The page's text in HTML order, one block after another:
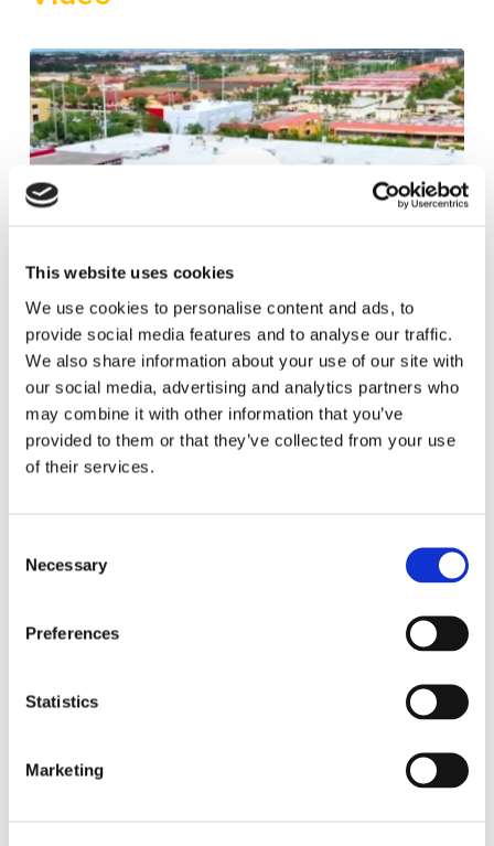
This website uses cookies
We use cookies to personalise content and ads, to
provide social media features and to analyse our traffic.
We also share information about your use of our site with
our social media, advertising and analytics partners who
may combine it with other information that you’ve
provided to them or that they’ve collected from your use
of their services.
Selection
Necessary
Preferences
Statistics
Marketing
Guarda i contenuti video sul nostro
canale Youtube